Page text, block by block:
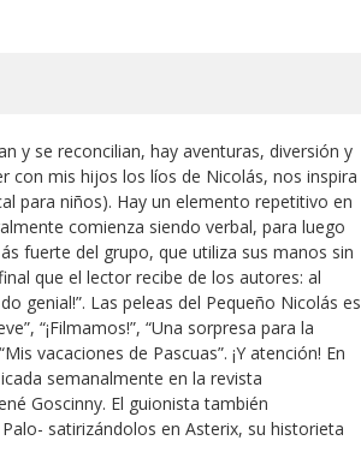
y se reconcilian, hay aventuras, diversión y
con mis hijos los líos de Nicolás, nos inspira
para niños). Hay un elemento repetitivo en
comienza siendo verbal, para luego
fuerte del grupo, que utiliza sus manos sin
que el lector recibe de los autores: al
genial!”. Las peleas del Pequeño Nicolás es
“¡Filmamos!”, “Una sorpresa para la
vacaciones de Pascuas”. ¡Y atención! En
semanalmente en la revista
Goscinny. El guionista también
satirizándolos en Asterix, su historieta